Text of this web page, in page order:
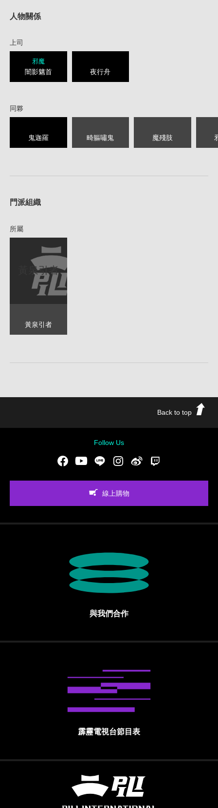
人物關係
上司
邪魔
闇影魑首 夜行舟
同夥
鬼迦羅 畸軀嘯鬼 魔殘肢
門派組織
所屬
黃泉引者
黃泉引者
Back to top
Follow Us
FacebookYoutubeLINE Instgram新浪微博
線上購物
與我們合作
霹靂電視台節目表
霹靂國際多媒體股份有限公司 PILI